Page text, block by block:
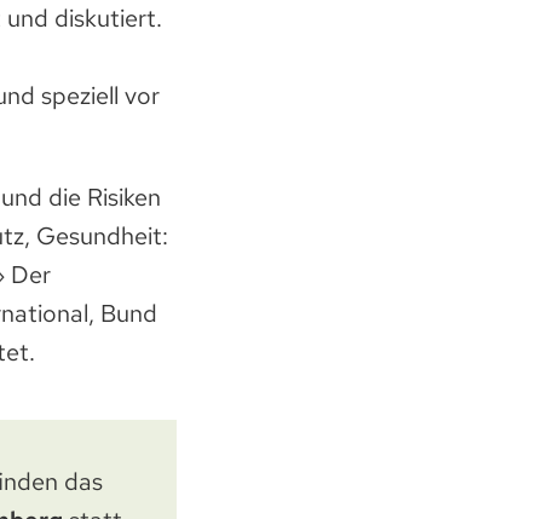
diskutiert.
speziell vor
die Risiken
Gesundheit:
Der
Bund
das